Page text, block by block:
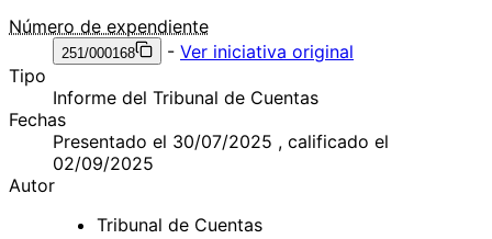
Número de expendiente
251/000168 - Ver iniciativa original
Tipo
Informe del Tribunal de Cuentas
Fechas
Presentado el 30/07/2025 , calificado el
02/09/2025
Autor
Tribunal de Cuentas